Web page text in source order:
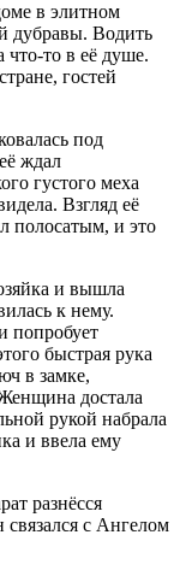
в элитном
дубравы. Водить
то в её душе.
гостей
под
ждал
густого меха
Взгляд её
полосатым, и это
и вышла
к нему.
попробует
быстрая рука
в замке,
достала
рукой набрала
и ввела ему
разнёсся
с Ангелом